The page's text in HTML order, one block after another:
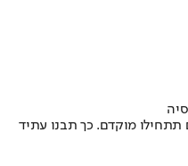
מוקדם. כך תבנו עתיד